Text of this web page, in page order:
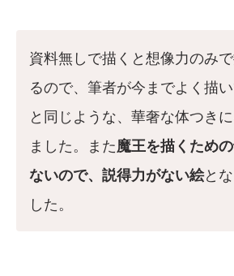
資料無しで描くと想像力のみ
るので、筆者が今までよく描
と同じような、華奢な体つき
ました。また魔王を描くため
ないので、説得力がない絵と
した。